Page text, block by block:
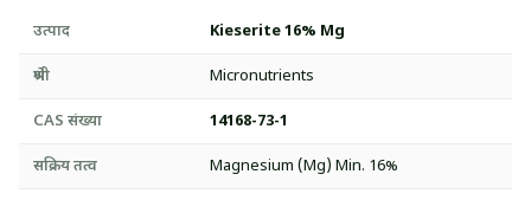
उत्पाद Kieserite 16% Mg
श्रेणी Micronutrients
CAS संख्या 14168-73-1
सक्रिय तत्व Magnesium (Mg) Min. 16%